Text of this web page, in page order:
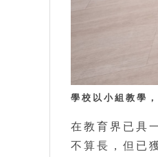
學校以小組教學
在教育界已具
不算長，但已